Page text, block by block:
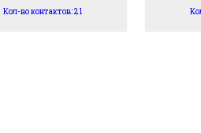
Кол-во контактов: 21